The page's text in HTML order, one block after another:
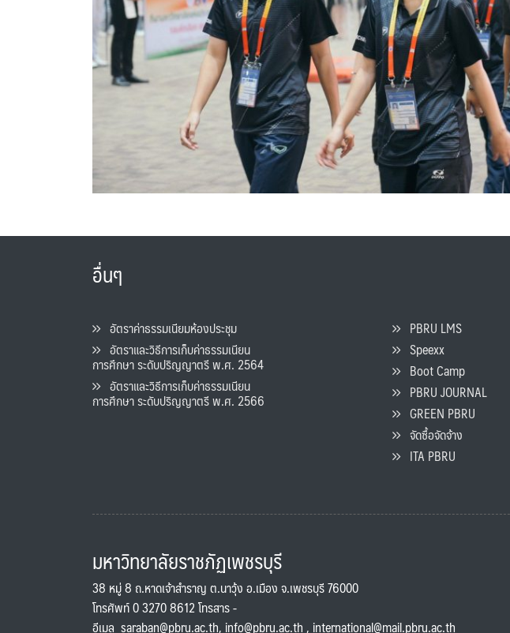
อื่นๆ
อัตราค่าธรรมเนียมห้องประชุม
อัตราและวิธีการเก็บค่าธรรมเนียน
การศึกษา ระดับปริญญาตรี พ.ศ. 2564
อัตราและวิธีการเก็บค่าธรรมเนียน
การศึกษา ระดับปริญญาตรี พ.ศ. 2566
PBRU LMS
Speexx
Boot Camp
PBRU JOURNAL
GREEN PBRU
จัดซื้อจัดจ้าง
ITA PBRU
มหาวิทยาลัยราชภัฏเพชรบุรี
38 หมู่ 8 ถ.หาดเจ้าสำราญ ต.นาวุ้ง อ.เมือง จ.เพชรบุรี 76000
โทรศัพท์ 0 3270 8612 โทรสาร -
อีเมล saraban@pbru.ac.th, info@pbru.ac.th, international@mail.pbru.ac.th